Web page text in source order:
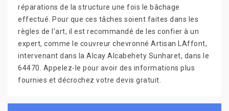
réparations de la structure une fois le bâchage
effectué. Pour que ces tâches soient faites dans les
règles de l’art, il est recommandé de les confier à un
expert, comme le couvreur chevronné Artisan LAffont,
intervenant dans la Alcay Alcabehety Sunharet, dans le
64470. Appelez-le pour avoir des informations plus
fournies et décrochez votre devis gratuit.